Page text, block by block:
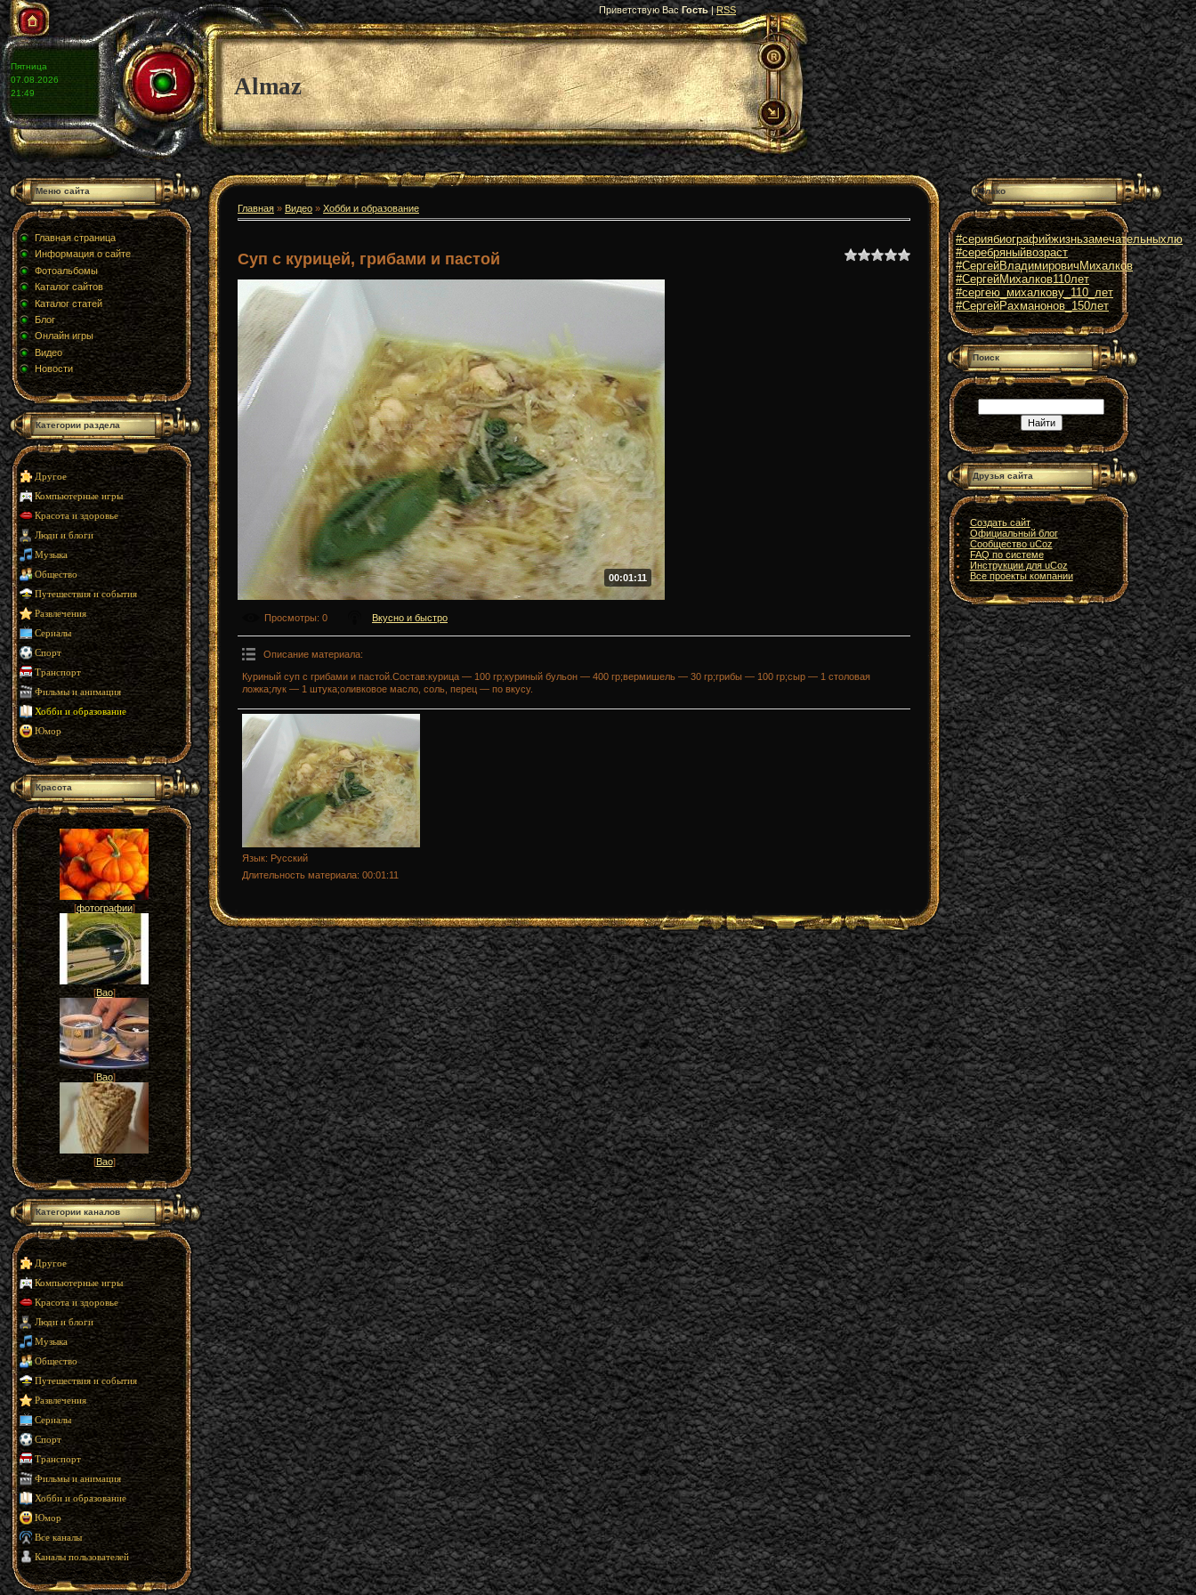
Приветствую Вас Гость|RSS
Пятница
07.08.2026
21:49
Almaz
Меню сайта
Главная страница
Информация о сайте
Фотоальбомы
Каталог сайтов
Каталог статей
Блог
Онлайн игры
Видео
Новости
Категории раздела
Другое
Компьютерные игры
Красота и здоровье
Люди и блоги
Музыка
Общество
Путешествия и события
Развлечения
Сериалы
Спорт
Транспорт
Фильмы и анимация
Хобби и образование
Юмор
Красота
[фотографии]
[Вао]
[Вао]
[Вао]
Категории каналов
Другое
Компьютерные игры
Красота и здоровье
Люди и блоги
Музыка
Общество
Путешествия и события
Развлечения
Сериалы
Спорт
Транспорт
Фильмы и анимация
Хобби и образование
Юмор
Все каналы
Каналы пользователей
Главная » Видео » Хобби и образование
Суп с курицей, грибами и пастой
00:01:11
Просмотры: 0 Вкусно и быстро
Описание материала:
Куриный суп с грибами и пастой.Состав:курица — 100 гр;куриный бульон — 400 гр;вермишель — 30 гр;грибы — 100 гр;сыр — 1 столовая
ложка;лук — 1 штука;оливковое масло, соль, перец — по вкусу.
Язык: Русский
Длительность материала: 00:01:11
Облако
#сериябиографийжизньзамечательныхлю
#серебряныйвозраст
#СергейВладимировичМихалков
#СергейМихалков110лет
#сергею_михалкову_110_лет
#СергейРахманонов_150лет
Поиск
Друзья сайта
Создать сайт
Официальный блог
Сообщество uCoz
FAQ по системе
Инструкции для uCoz
Все проекты компании